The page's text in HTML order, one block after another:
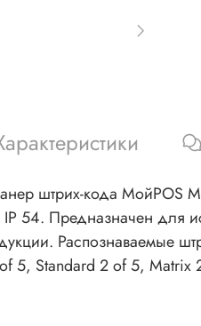
штрих-кода МойPOS
54. Предназначен для
Распознаваемые
5, Standard 2 of 5, Matrix